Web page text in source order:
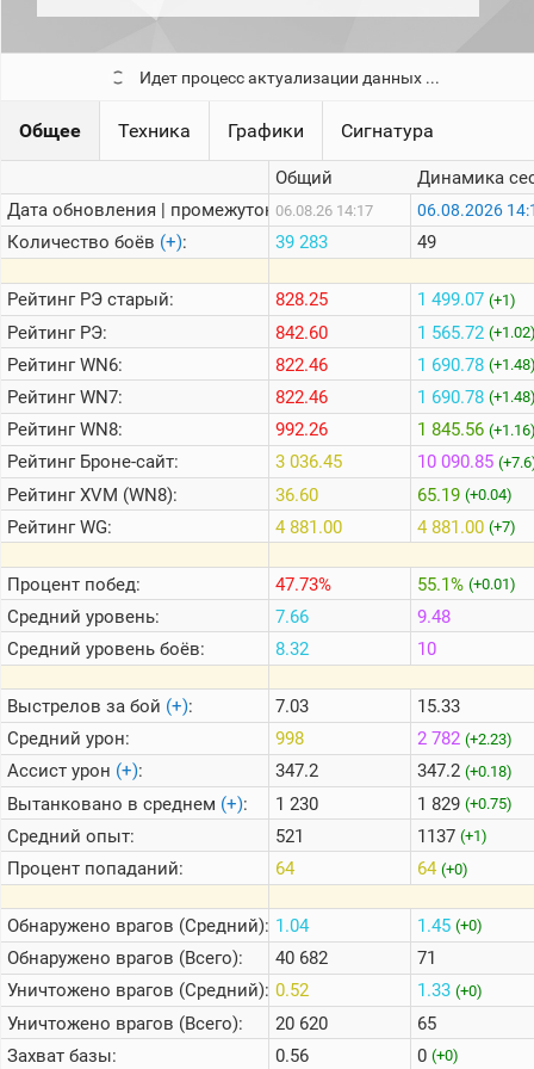
игроков
последние
сессии)
Топ
1000
Кланы
Статистика
стримеров
Информация
Онлайн
Цветовая
шкала
Теlegram
ВК
Портал
Мира
Танков
Идет процесс актуализации данных ...
Общее Техника Графики Сигнатура
Дата обновления | промежуток:
Количество боёв (+):
РейтингРЭ старый:
РейтингРЭ:
РейтингWN6:
РейтингWN7:
РейтингWN8:
РейтингБроне-сайт:
РейтингXVM (WN8):
РейтингWG:
Процент побед:
Средний уровень:
Средний уровень боёв:
Выстрелов за бой (+):
Средний урон:
Ассист урон (+):
Вытанковано в среднем (+):
Средний опыт:
Процент попаданий:
Обнаружено врагов (Средний):
Обнаружено врагов (Всего):
Уничтожено врагов (Средний):
Уничтожено врагов (Всего):
Захват базы:
Общий
06.08.26 14:17
39 283
828.25
842.60
822.46
822.46
992.26
3 036.45
36.60
4 881.00
47.73%
7.66
8.32
7.03
998
347.2
1 230
521
64
1.04
40 682
0.52
20 620
0.56
Динамика
06.08.2026
49
1 499.07 (+1)
1 565.72
1 690.78
1 690.78
1 845.56
10 090.85
65.19 (+0.04)
4 881.00 (+7)
55.1% (+0.01)
9.48
10
15.33
2 782 (+2.23)
347.2 (+0.18)
1 829 (+0.75)
1137 (+1)
64 (+0)
1.45 (+0)
71
1.33 (+0)
65
0 (+0)